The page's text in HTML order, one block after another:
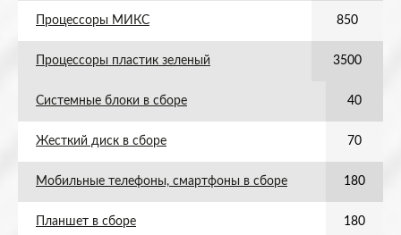
Процессоры МИКС 850
Процессоры пластик зеленый 3500
Системные блоки в сборе 40
Жесткий диск в сборе 70
Мобильные телефоны, смартфоны в сборе 180
Планшет в сборе 180